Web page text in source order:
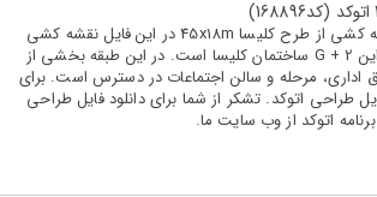
در نیم اشکوب طرح لوله کشی از طرح کلیسا 45x18m در این فایل نقشه کشی
اتوکد داده شده است. این G + 2 ساختمان کلیسا است. در این طبقه بخشی از
اداری، مرحله و سالن اجتماعات در دسترس است. برای
طراحی اتوکد. تشکر از شما برای دانلود فایل طراحی
اتوکد از وب سایت ما.